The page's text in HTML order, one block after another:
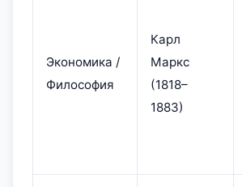
Экономика /
Философия
Карл
Маркс
(1818–
1883)